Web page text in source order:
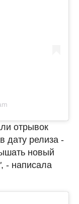
отрывок
дату релиза -
новый
, - написала